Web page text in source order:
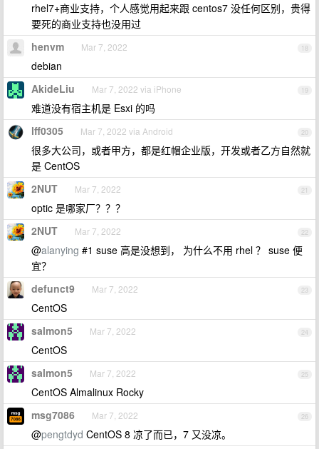
rhel7+商业支持，个人感觉用起来跟 centos7 没任何区别，贵得
要死的商业支持也没用过
18
henvm Mar 7, 2022
debian
19
AkideLiu Mar 7, 2022 via iPhone
难道没有宿主机是 Esxi 的吗
20
lff0305 Mar 7, 2022 via Android
很多大公司，或者甲方，都是红帽企业版，开发或者乙方自然就
是 CentOS
21
2NUT Mar 7, 2022
optic 是哪家厂？？？
22
2NUT Mar 7, 2022
@alanying #1 suse 高是没想到， 为什么不用 rhel ？ suse 便
宜？
23
defunct9 Mar 7, 2022
CentOS
24
salmon5 Mar 7, 2022
CentOS
25
salmon5 Mar 7, 2022
CentOS Almalinux Rocky
26
msg7086 Mar 7, 2022
@pengtdyd CentOS 8 凉了而已，7 又没凉。